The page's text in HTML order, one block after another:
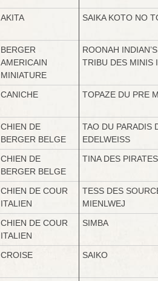
AKITA SAIKA KOTO NO
BERGER
AMERICAIN
MINIATURE
ROONAH
TRIBU DES MINIS
CANICHE TOPAZE DU PRE
CHIEN DE
BERGER BELGE
TAO DU PARADIS
EDELWEISS
CHIEN DE
BERGER BELGE
TINA DES
CHIEN DE COUR
ITALIEN
TESS DES
MIENLWEJ
CHIEN DE COUR
ITALIEN
SIMBA
CROISE SAIKO